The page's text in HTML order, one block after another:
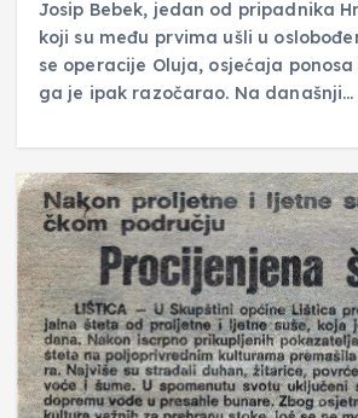
Josip Bebek, jedan od pripadnika
koji su među prvima ušli u
se operacije Oluja, osjećaja
ga je ipak razočarao. Na današnji…